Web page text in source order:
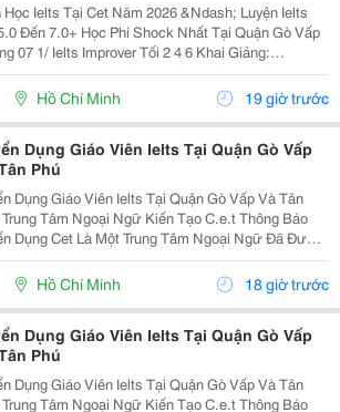
Học Ielts Tại Cet Năm 2026 &Ndash; Luyện Ielts
Học Phí Shock Nhất Tại Quận Gò Vấp
Tối 2 4 6 Khai Giảng:
18:00 Đến 21:00 Học Phí Ưu Đãi
5% Khi Đăng Ký 2/ Ielts...
Hồ Chí Minh 19 giờ trước
Dụng Giáo Viên Ielts Tại Quận Gò Vấp
Phú
Dụng Giáo Viên Ielts Tại Quận Gò Vấp Và Tân
Trung Tâm Ngoại Ngữ Đã Được
Lập 16 Năm Chuyên Về Chương Trình Anh Văn
Học Thuật Ielts &Ndash; Toefl Ibt. Trung Tâm...
Hồ Chí Minh 18 giờ trước
Dụng Giáo Viên Ielts Tại Quận Gò Vấp
Phú
Dụng Giáo Viên Ielts Tại Quận Gò Vấp Và Tân